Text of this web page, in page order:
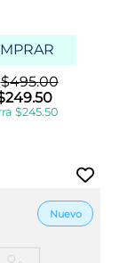
$495.00
249.50
$245.50